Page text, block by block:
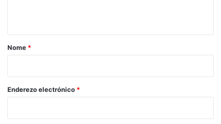
r
*
Nome *
Enderezo electrónico *